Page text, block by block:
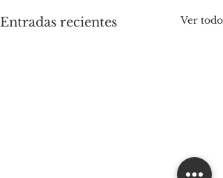
Entradas recientes Ver todo